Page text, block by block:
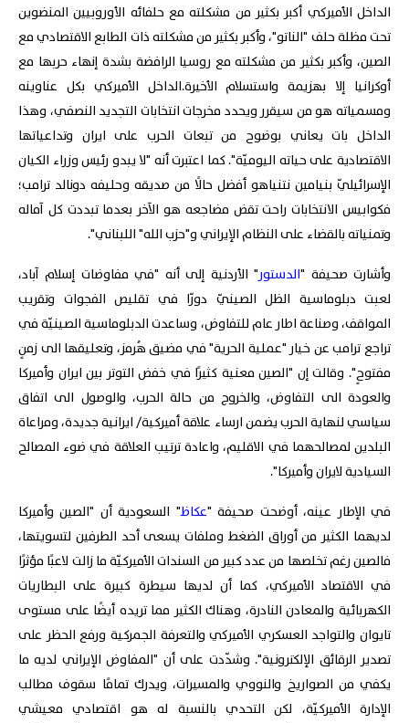
الداخل الأميركي أكبر بكثير من مشكلته مع حلفائه الأوروبيين المنضوين
تحت مظلة حلف "الناتو"، وأكبر بكثير من مشكلته ذات الطابع الاقتصادي مع
الصين، وأكبر بكثير من مشكلته مع روسيا الرافضة بشدة إنهاء حربها مع
أوكرانيا إلا بهزيمة واستسلام الأخيرة.الداخل الأميركي بكل عناوينه
ومسمياته هو من سيقرر ويحدد مخرجات انتخابات التجديد النصفي، وهذا
الداخل بات يعاني بوضوح من تبعات الحرب على ايران وتداعياتها
الاقتصادية على حياته اليوميّة". كما اعتبرت أنه "لا يبدو رئيس وزراء الكيان
الإسرائيليّ بنيامين نتنياهو أفضل حالًا من صديقه وحليفه دونالد ترامب؛
فكوابيس الانتخابات راحت تقض مضاجعه هو الآخر بعدما تبددت كل آماله
وتمنياته بالقضاء على النظام الإيراني و"حزب الله" اللبناني".
وأشارت صحيفة "الدستور" الأردنية إلى أنه "في مفاوضات إسلام آباد،
لعبت دبلوماسية الظل الصينيّ دورّا في تقليص الفجوات وتقريب
المواقف، وصناعة اطار عام للتفاوض، وساعدت الدبلوماسية الصينيّة في
تراجع ترامب عن خيار "عملية الحرية" في مضيق هُرمز، وتعليقها الى زمنٍ
مفتوحٍ". وقالت إن "الصين معنية كثيرًا في خفض التوتر بين ايران وأميركا
والعودة الى التفاوض، والخروج من حالة الحرب، والوصول الى اتفاق
سياسي لنهاية الحرب يضمن ارساء علاقة أميركية/ ايرانية جديدة، ومراعاة
البلدين لمصالحهما في الاقليم، واعادة ترتيب العلاقة في ضوء المصالح
السيادية لايران وأميركا".
في الإطار عينه، أوضحت صحيفة "عكاظ" السعودية أن "الصين وأميركا
لديهما الكثير من أوراق الضغط وملفات يسعى أحد الطرفين لتسويتها،
فالصين رغم تخلصها من عدد كبير من السندات الأميركيّة ما زالت لاعبًا مؤثرًا
في الاقتصاد الأميركي، كما أن لديها سيطرة كبيرة على البطاريات
الكهربائية والمعادن النادرة، وهناك الكثير مما تريده أيضًا على مستوى
تايوان والتواجد العسكري الأميركي والتعرفة الجمركية ورفع الحظر على
تصدير الرقائق الإلكترونية". وشدّدت على أن "المفاوض الإيراني لديه ما
يكفي من الصواريخ والنووي والمسيرات، ويدرك تمامًا سقوف مطالب
الإدارة الأميركيّة، لكن التحدي بالنسبة له هو اقتصادي معيشي